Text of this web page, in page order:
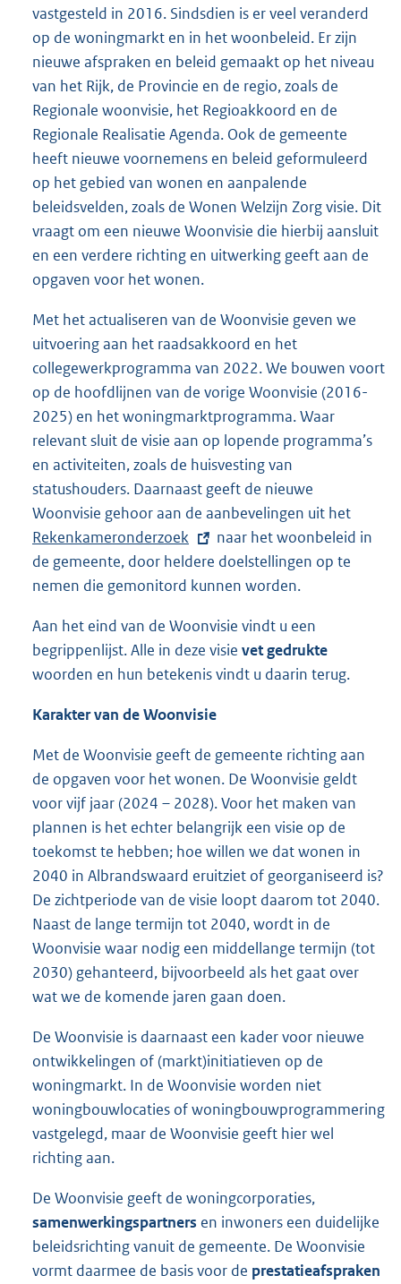
vastgesteld in 2016. Sindsdien is er veel veranderd
op de woningmarkt en in het woonbeleid. Er zijn
nieuwe afspraken en beleid gemaakt op het niveau
van het Rijk, de Provincie en de regio, zoals de
Regionale woonvisie, het Regioakkoord en de
Regionale Realisatie Agenda. Ook de gemeente
heeft nieuwe voornemens en beleid geformuleerd
op het gebied van wonen en aanpalende
beleidsvelden, zoals de Wonen Welzijn Zorg visie. Dit
vraagt om een nieuwe Woonvisie die hierbij aansluit
en een verdere richting en uitwerking geeft aan de
opgaven voor het wonen.
Met het actualiseren van de Woonvisie geven we
uitvoering aan het raadsakkoord en het
collegewerkprogramma van 2022. We bouwen voort
op de hoofdlijnen van de vorige Woonvisie (2016-
2025) en het woningmarktprogramma. Waar
relevant sluit de visie aan op lopende programma’s
en activiteiten, zoals de huisvesting van
statushouders. Daarnaast geeft de nieuwe
Woonvisie gehoor aan de aanbevelingen uit het
x
k
:
Rekenkameronderzoek
naar het woonbeleid in
de gemeente, door heldere doelstellingen op te
nemen die gemonitord kunnen worden.
Aan het eind van de Woonvisie vindt u een
begrippenlijst. Alle in deze visie vet gedrukte
woorden en hun betekenis vindt u daarin terug.
Karakter van de Woonvisie
Met de Woonvisie geeft de gemeente richting aan
de opgaven voor het wonen. De Woonvisie geldt
voor vijf jaar (2024 – 2028). Voor het maken van
plannen is het echter belangrijk een visie op de
toekomst te hebben; hoe willen we dat wonen in
2040 in Albrandswaard eruitziet of georganiseerd is?
De zichtperiode van de visie loopt daarom tot 2040.
Naast de lange termijn tot 2040, wordt in de
Woonvisie waar nodig een middellange termijn (tot
2030) gehanteerd, bijvoorbeeld als het gaat over
wat we de komende jaren gaan doen.
De Woonvisie is daarnaast een kader voor nieuwe
ontwikkelingen of (markt)initiatieven op de
woningmarkt. In de Woonvisie worden niet
woningbouwlocaties of woningbouwprogrammering
vastgelegd, maar de Woonvisie geeft hier wel
richting aan.
De Woonvisie geeft de woningcorporaties,
samenwerkingspartners en inwoners een duidelijke
beleidsrichting vanuit de gemeente. De Woonvisie
vormt daarmee de basis voor de prestatieafspraken